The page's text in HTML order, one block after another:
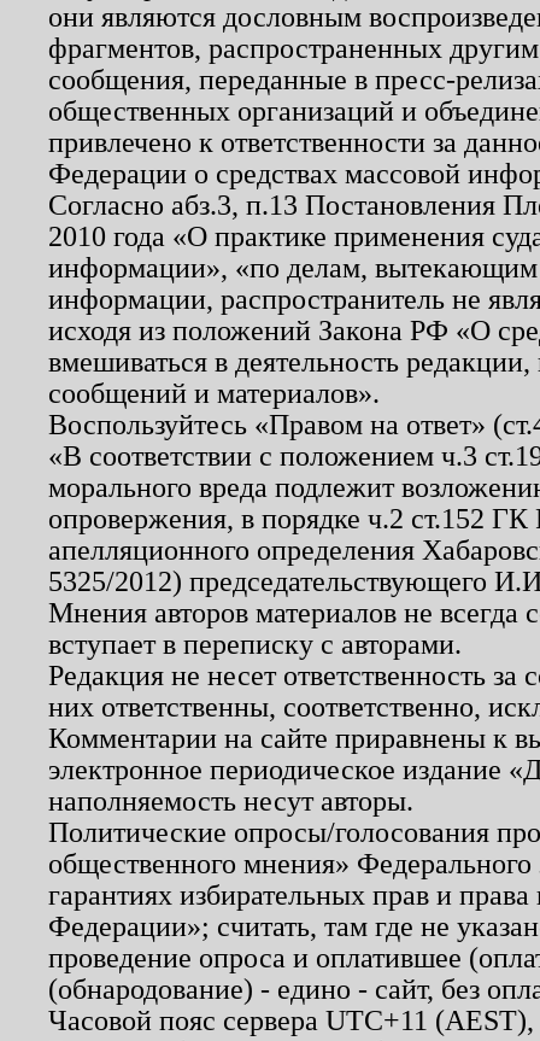
они являются дословным
фрагментов, распространенных
сообщения, переданные в пресс-
общественных организаций и
привлечено к ответственности за
Федерации о средствах массовой
Согласно абз.3, п.13 Постановления
2010 года «О практике применения
информации», «по делам, вытекающим
информации, распространитель не
исходя из положений Закона РФ «О
вмешиваться в деятельность
сообщений и материалов».
Воспользуйтесь «Правом на ответ»
«В соответствии с положением ч.3
морального вреда подлежит
опровержения, в порядке ч.2 ст.152
апелляционного определения
5325/2012) председательствующего
Мнения авторов материалов не
вступает в переписку с авторами.
Редакция не несет ответственность
них ответственны, соответственно,
Комментарии на сайте приравнены к
электронное периодическое издание
наполняемость несут авторы.
Политические опросы/голосования
общественного мнения»
гарантиях избирательных прав и
Федерации»; считать, там где не
проведение опроса и оплатившее
(обнародование) - едино - сайт, без
Часовой пояс сервера UTC+11